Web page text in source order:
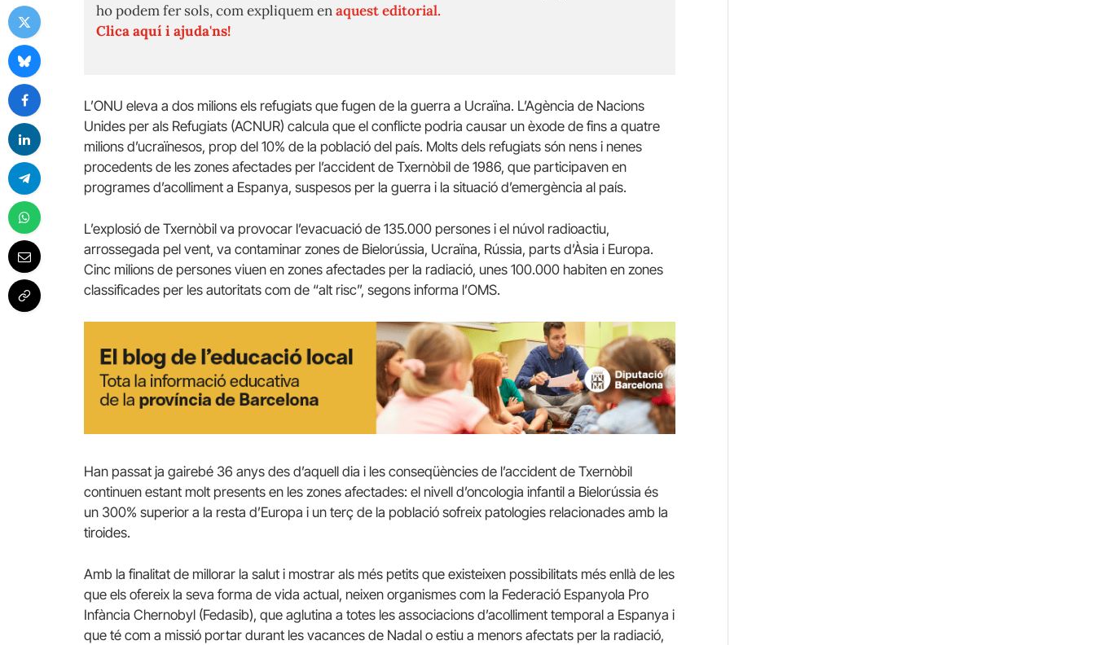
ho podem fer sols, com expliquem enaquest editorial.
Clica aquí i ajuda'ns!
L’ONU eleva a dos milions els refugiats que fugen de la guerra a Ucraïna. L’Agència de Nacions
Unides per als Refugiats (ACNUR) calcula que el conflicte podria causar un èxode de fins a quatre
milions d’ucraïnesos, prop del 10% de la població del país. Molts dels refugiats són nens i nenes
procedents de les zones afectades per l’accident de Txernòbil de 1986, que participaven en
programes d’acolliment a Espanya, suspesos per la guerra i la situació d’emergència al país.
L’explosió de Txernòbil va provocar l’evacuació de 135.000 persones i el núvol radioactiu,
arrossegada pel vent, va contaminar zones de Bielorússia, Ucraïna, Rússia, parts d’Àsia i Europa.
Cinc milions de persones viuen en zones afectades per la radiació, unes 100.000 habiten en zones
classificades per les autoritats com de “alt risc”, segons informa l’OMS.
Han passat ja gairebé 36 anys des d’aquell dia i les conseqüències de l’accident de Txernòbil
continuen estant molt presents en les zones afectades: el nivell d’oncologia infantil a Bielorússia és
un 300% superior a la resta d’Europa i un terç de la població sofreix patologies relacionades amb la
tiroides.
Amb la finalitat de millorar la salut i mostrar als més petits que existeixen possibilitats més enllà de les
que els ofereix la seva forma de vida actual, neixen organismes com la Federació Espanyola Pro
Infància Chernobyl (Fedasib), que aglutina a totes les associacions d’acolliment temporal a Espanya i
que té com a missió portar durant les vacances de Nadal o estiu a menors afectats per la radiació,